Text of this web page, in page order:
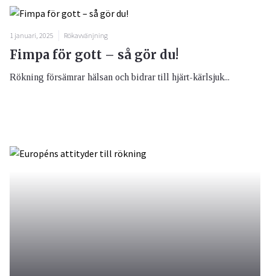
1 januari, 2025 Rökavvänjning
Fimpa för gott – så gör du!
Rökning försämrar hälsan och bidrar till hjärt-kärlsjuk...